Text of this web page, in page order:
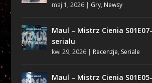
maj 1, 2026| Gry, Newsy
Maul – Mistrz Cienia
serialu
kwi 29, 2026| Recenzje, Seriale
Maul – Mistrz Cienia